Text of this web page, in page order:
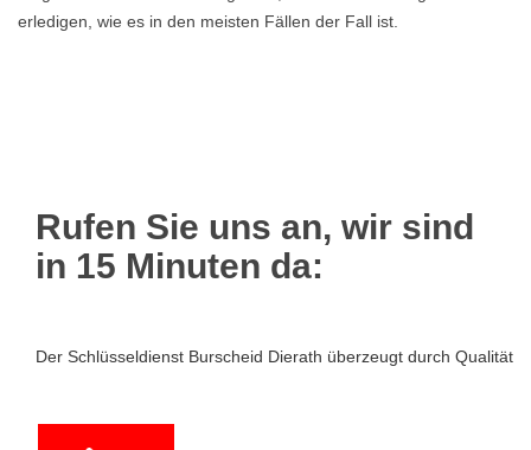
erledigen, wie es in den meisten Fällen der Fall ist.
Rufen Sie uns an, wir sind
in 15 Minuten da:
Der Schlüsseldienst Burscheid Dierath überzeugt durch Qualität